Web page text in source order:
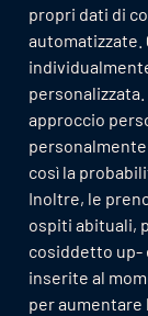
propri dati di
automatizzate.
approccio
così la
Inoltre, le
ospiti abituali,
cosiddetto up-
inserite al
per aumentare